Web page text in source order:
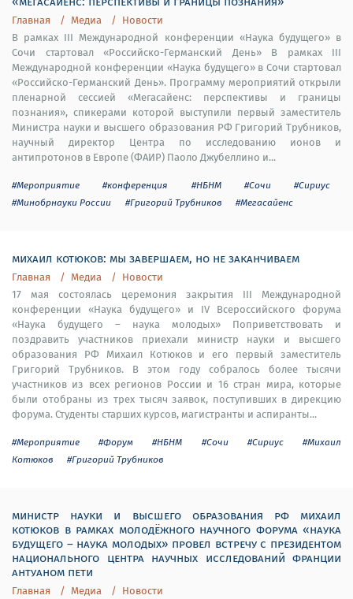
Главная Медиа
Новости
В рамках III Международной конференции «Наука будущего» в
Сочи стартовал «Российско-Германский День» В рамках III
Международной конференции «Наука будущего» в Сочи стартовал
«Российско-Германский День». Программу мероприятий открыли
пленарной сессией «Мегасайенс: перспективы и границы
познания», спикерами которой выступили первый заместитель
Министра науки и высшего образования РФ Григорий Трубников,
научный директор Центра по исследованию ионов и
антипротонов в Европе (ФАИР) Паоло Джубеллино и...
#Мероприятие #конференция #НБНМ #Сочи
#Сириус
#Минобрнауки России
#Григорий Трубников #Мегасайенс
михаил котюков: мы завершаем, но не заканчиваем
Главная Медиа
Новости
17 мая состоялась церемония закрытия III Международной
конференции «Наука будущего» и IV Всероссийского форума
«Наука будущего – наука молодых» Поприветствовать и
поздравить участников приехали министр науки и высшего
образования РФ Михаил Котюков и его первый заместитель
Григорий Трубников. В этом году собралось более тысячи
участников из всех регионов России и 16 стран мира, которые
были отобраны из трех тысяч заявок, поступивших в дирекцию
форума. Студенты старших курсов, магистранты и аспиранты...
#Мероприятие #Форум #НБНМ #Сочи #Сириус
#Михаил
Котюков
#Григорий Трубников
министр науки и высшего образования рф михаил
котюков в рамках молодёжного научного форума «наука
будущего – наука молодых» провел встречу с президентом
национального центра научных исследований франции
антуаном пети
Главная Медиа Новости